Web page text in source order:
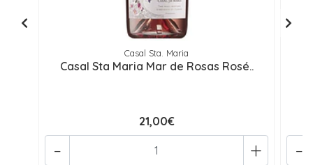
Casal Sta. Maria
Casal Sta Maria Mar de Rosas Rosé..
21,00€
+
- -